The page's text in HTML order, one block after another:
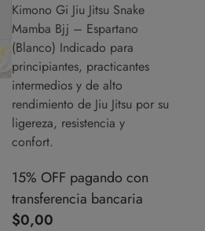
Kimono Gi Jiu Jitsu Snake
Mamba Bjj – Espartano
(Blanco) Indicado para
principiantes, practicantes
intermedios y de alto
rendimiento de Jiu Jitsu por su
ligereza, resistencia y
confort.
15% OFF pagando con
transferencia bancaria
$0,00